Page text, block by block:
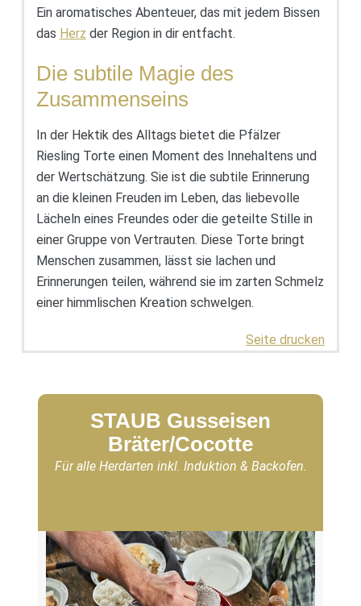
Ein aromatisches Abenteuer, das mit jedem Bissen
das Herz der Region in dir entfacht.
Die subtile Magie des
Zusammenseins
In der Hektik des Alltags bietet die Pfälzer
Riesling Torte einen Moment des Innehaltens und
der Wertschätzung. Sie ist die subtile Erinnerung
an die kleinen Freuden im Leben, das liebevolle
Lächeln eines Freundes oder die geteilte Stille in
einer Gruppe von Vertrauten. Diese Torte bringt
Menschen zusammen, lässt sie lachen und
Erinnerungen teilen, während sie im zarten Schmelz
einer himmlischen Kreation schwelgen.
Seite drucken
STAUB Gusseisen
Bräter/Cocotte
Für alle Herdarten inkl. Induktion & Backofen.